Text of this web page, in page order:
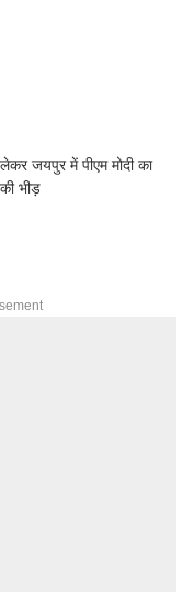
जयपुर में पीएम मोदी का
भीड़